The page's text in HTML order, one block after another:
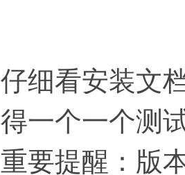
仔细看安装文
得一个一个测
重要提醒：版